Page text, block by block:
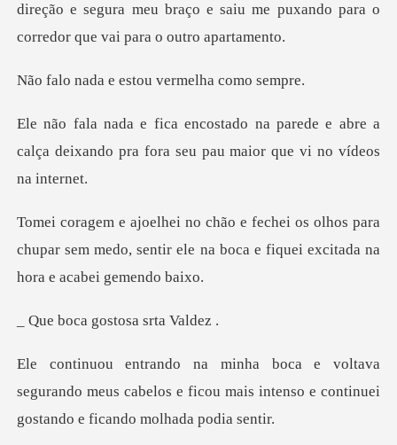
direção e segura meu braço e saiu me puxando
e estou vermelh
ede e abre a
calça deixando pra fora seu
hos para
chupar sem medo, sentir ele na boca e
gostosa sr
segurando meus cabelos e ficou mais intenso e c